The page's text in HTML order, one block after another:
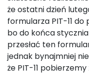
że ostatni dzień
formularza PIT-11
bo do końca
przesłać ten
jednak bynajmniej
że PIT-11